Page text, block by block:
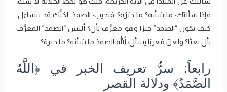
فإذا سألتك: ما شأنه؟ ما خبَرُه؟ فتجيب: الصمدُ، لكنَّك قد تتساءل:
كيف يكون “الصمد” خبرًا وهو معرَّف بأل؟ أليس “الصمد” المعرَّف
بأل نعتًا؟ ولعلِّ مُعرِبًا يسأل: اللهُ الصمدُ ما شأنه؟ ما خبرهُ؟
رابعاً: سرُّ تعريف الخبر في ﴿اللَّهُ
الصَّمَدُ﴾ ودلالة القصر